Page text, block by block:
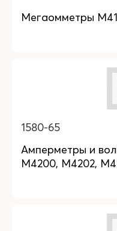
Мегаомметры
1580-65
Амперметры и
М4200, М4202,